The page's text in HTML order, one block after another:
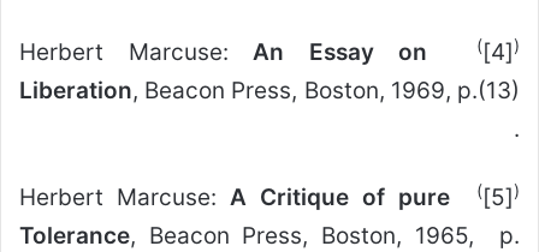
(
[4]
)
An Essay on
Liberation, Beacon Press, Boston, 1969, p.(13)
.
(
[5]
)
A Critique of pure
Tolerance, Beacon Press, Boston, 1965, p.